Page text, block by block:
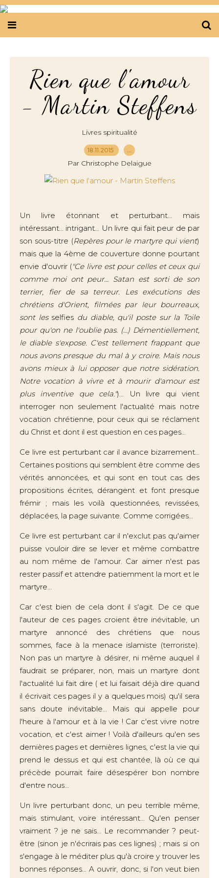
Rien que l'amour
- Martin Steffens
Livres spiritualité
18.11.2015 …
Par Christophe Delaigue
Un livre étonnant et perturbant... mais
intéressant... intrigant... Un livre qui fait peur de par
son sous-titre (Repères pour le martyre qui vient)
mais que la 4ème de couverture donne pourtant
envie d'ouvrir ("Ce livre est pour celles et ceux qui
comme moi ont peur... Satan est sorti de son
terrier, fier de sa terreur. Les exécutions des
chrétiens d'Orient, filmées par leur bourreaux,
sont les selfies du diable, qu'il poste sur la Toile
pour qu'on ne l'oublie pas. (...) Démentiellement,
le diable s'expose. C'est tellement frappant que
nous avons presque du mal à y croire. Mais nous
avons mieux à lui opposer que notre sidération.
Notre vocation à vivre et à mourir d'amour est
plus inventive que cela.")... Un livre qui vient
interroger non seulement l'actualité mais notre
vocation chrétienne, pour ceux qui se réclament
du Christ et dont il est question en ces pages...
Ce livre est perturbant car il avance bizarrement...
Certaines positions qui semblent être comme des
vérités annoncées, et qui sont en tout cas des
propositions écrites, dérangent et font presque
frémir ; mais les voilà questionnées, revissées,
déplacées, la page suivante. Comme corrigées...
Ce livre est perturbant car il n'exclut pas qu'aimer
puisse vouloir dire se lever et même combattre
au nom même de l'amour. Car aimer n'est pas
rester passif et attendre patiemment la mort et le
martyre...
Car c'est bien de cela dont il s'agit. De ce que
l'auteur de ces pages croient être inévitable, un
martyre annoncé des chrétiens que nous
sommes, face à la menace islamiste (terroriste).
Non pas un martyre à désirer, ni même auquel il
faudrait se préparer, non, mais un martyre dont
l'actualité lui fait dire ( et lui faisait déjà dire quand
il écrivait ces pages il y a quelques mois) qu'il sera
sans doute inévitable... Mais qui appelle pour
l'heure à l'amour et à la vie ! Car c'est vivre notre
vocation, et c'est aimer ! Voilà d'ailleurs qu'en ses
dernières pages et dernières lignes, c'est la vie qui
prend le dessus et qui est chantée, là où ce qui
précède pourrait faire désespérer bon nombre
d'entre nous...
Un livre perturbant donc, un peu terrible même,
mais stimulant, voire intéressant... Qu'en penser
vraiment ? je ne sais... Le recommander ? peut-
être (sinon je n'écrirais pas ces lignes) ; mais si on
s'engage à le méditer plus qu'à croire y trouver les
bonnes réponses... A ouvrir, donc, si l'on veut bien